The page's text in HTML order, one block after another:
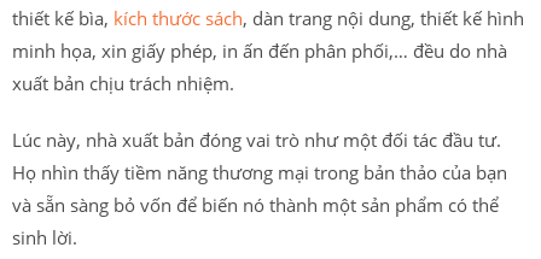
thiết kế bìa, kích thước sách, dàn trang nội dung, thiết kế hình
minh họa, xin giấy phép, in ấn đến phân phối,… đều do nhà
xuất bản chịu trách nhiệm.
Lúc này, nhà xuất bản đóng vai trò như một đối tác đầu tư.
Họ nhìn thấy tiềm năng thương mại trong bản thảo của bạn
và sẵn sàng bỏ vốn để biến nó thành một sản phẩm có thể
sinh lời.